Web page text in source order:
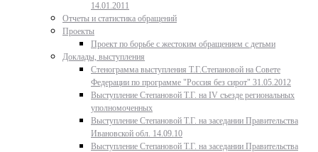
14.01.2011
Отчеты и статистика обращений
Проекты
Проект по борьбе с жестоким обращением с детьми
Доклады, выступления
Стенограмма выступления Т.Г.Степановой на Совете
Федерации по программе "Россия без сирот" 31.05.2012
Выступление Степановой Т.Г. на IV съезде региональных
уполномоченных
Выступление Степановой Т.Г. на заседании Правительства
Ивановской обл. 14.09.10
Выступление Степановой Т.Г. на заседании Правительства